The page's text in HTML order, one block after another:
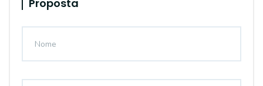
Proposta